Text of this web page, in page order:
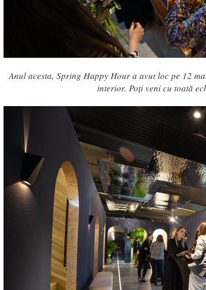
Anul acesta, Spring Happy Hour a avut loc pe 12
interior. Poți veni cu toată